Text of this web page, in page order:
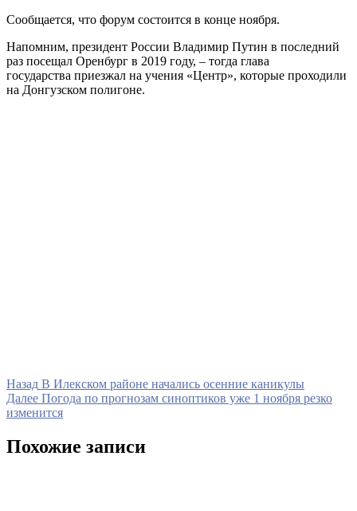
Сообщается, что форум состоится в конце ноября.
Напомним, президент России Владимир Путин в последний
раз посещал Оренбург в 2019 году, – тогда глава
государства приезжал на учения «Центр», которые проходили
на Донгузском полигоне.
Навигация
по
Назад Предыдущая
запись
В Илекском районе начались осенние каникулы
Далее Следующая
запись
Погода по прогнозам синоптиков уже 1 ноября резко
изменится
Похожие записи